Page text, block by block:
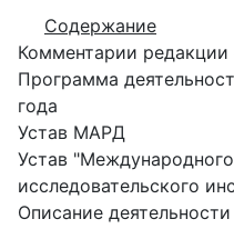
Содержание
Комментарии редакции
Программа
года
Устав МАРД
Устав
исследовательского
Описание